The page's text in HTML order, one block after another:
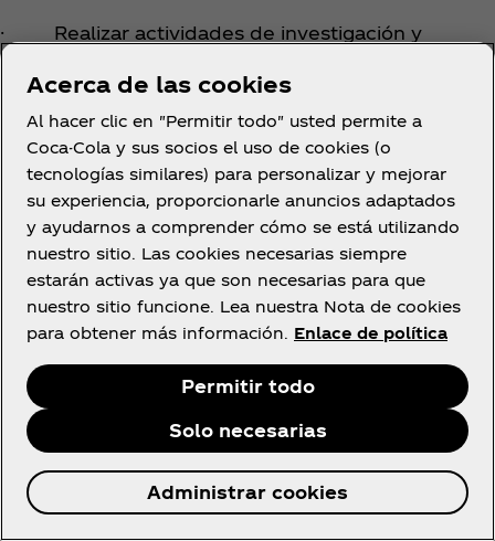
· Realizar actividades de investigación y
comercialización de los servicios y productos de
COCA-COLA SERVICES así como informes y
estadísticas relacionados con la participación del
interesado en la presente promoción.
3.5. Cuál es la legitimación de las
entidades corresponsables para el
tratamiento de sus datos:
La base legal del tratamiento de sus datos
ejecución de la relación promocional formalizada a
través de su participación en la Promoción, de
acuerdo con las Bases de la Promoción, así como
en el cumplimiento de obligaciones legales que le
son de aplicación a las entidades corresponsables.
Acerca de las cookies
Al hacer clic en "Permitir todo" usted permite a
Coca-Cola y sus socios el uso de cookies (o
tecnologías similares) para personalizar y mejorar
su experiencia, proporcionarle anuncios adaptados
y ayudarnos a comprender cómo se está utilizando
nuestro sitio. Las cookies necesarias siempre
estarán activas ya que son necesarias para que
nuestro sitio funcione. Lea nuestra Nota de cookies
para obtener más información. Enlace de política
Permitir todo
Solo necesarias
Administrar cookies